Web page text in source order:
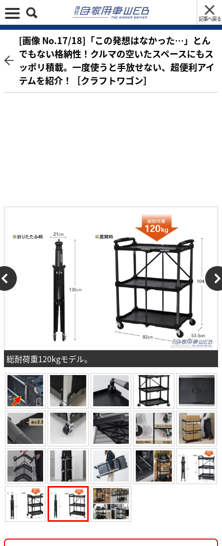
記事へ戻る
[画像 No.17/18]「この発想はなかった…」とん
でもない格納性！クルマの空いたスペースにもス
ッポリ積載。一度使うと手放せない、超便利アイ
テムを紹介！［クラフトワゴン］
総耐荷重120kgモデル。